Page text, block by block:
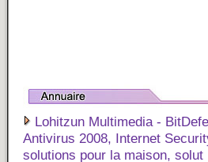
Lohitzun Multimedia -
Antivirus 2008, Internet
solutions pour la maison, solut